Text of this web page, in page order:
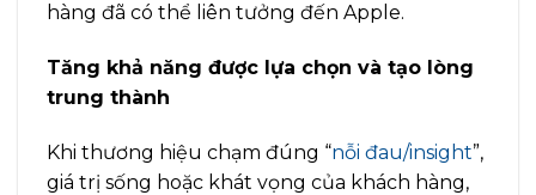
hàng đã có thể liên tưởng đến Apple.
Tăng khả năng được lựa chọn và tạo lòng
trung thành
Khi thương hiệu chạm đúng “nỗi đau/insight”,
giá trị sống hoặc khát vọng của khách hàng,